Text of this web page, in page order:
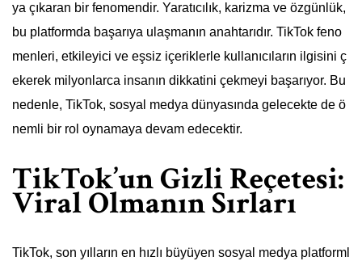
ya çıkaran bir fenomendir. Yaratıcılık, karizma ve özgünlük,
bu platformda başarıya ulaşmanın anahtarıdır. TikTok feno
menleri, etkileyici ve eşsiz içeriklerle kullanıcıların ilgisini ç
ekerek milyonlarca insanın dikkatini çekmeyi başarıyor. Bu
nedenle, TikTok, sosyal medya dünyasında gelecekte de ö
nemli bir rol oynamaya devam edecektir.
TikTok’un Gizli Reçetesi:
Viral Olmanın Sırları
TikTok, son yılların en hızlı büyüyen sosyal medya platforml